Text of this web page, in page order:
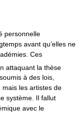
personnelle
avant qu’elles ne
Ces
attaquant la thèse
à des lois,
les artistes de
système. Il fallut
avec le